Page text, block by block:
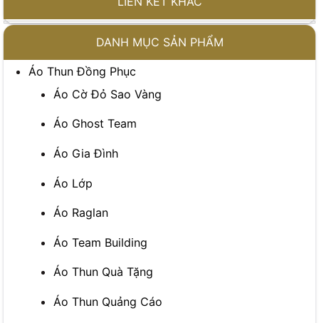
DANH MỤC SẢN PHẨM
Áo Thun Đồng Phục
Áo Cờ Đỏ Sao Vàng
Áo Ghost Team
Áo Gia Đình
Áo Lớp
Áo Raglan
Áo Team Building
Áo Thun Quà Tặng
Áo Thun Quảng Cáo